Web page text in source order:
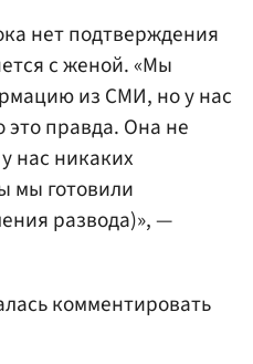
нет подтверждения
с женой. «Мы
из СМИ, но у нас
это правда. Она не
нас никаких
мы готовили
развода)», —
комментировать